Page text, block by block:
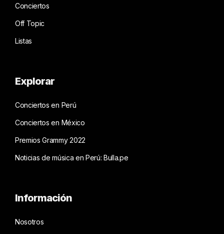
Conciertos
Off Topic
Listas
Explorar
Conciertos en Perú
Conciertos en México
Premios Grammy 2022
Noticias de música en Perú: Bulla.pe
Información
Nosotros